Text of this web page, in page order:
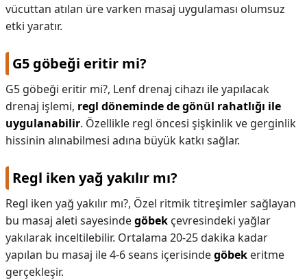
vücuttan atılan üre varken masaj uygulaması olumsuz
etki yaratır.
G5 göbeği eritir mi?
G5 göbeği eritir mi?, Lenf drenaj cihazı ile yapılacak
drenaj işlemi, regl döneminde de gönül rahatlığı ile
uygulanabilir. Özellikle regl öncesi şişkinlik ve gerginlik
hissinin alınabilmesi adına büyük katkı sağlar.
Regl iken yağ yakılır mı?
Regl iken yağ yakılır mı?, Özel ritmik titreşimler sağlayan
bu masaj aleti sayesindegöbek çevresindeki yağlar
yakılarak inceltilebilir. Ortalama 20-25 dakika kadar
yapılan bu masaj ile 4-6 seans içerisindegöbek eritme
gerçekleşir.